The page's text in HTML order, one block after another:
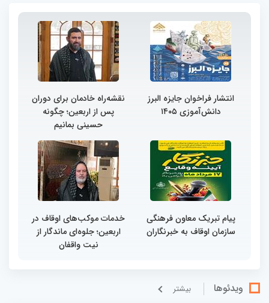
انتشار فراخوان جایزه البرز
دانش‌آموزی ۱۴۰۵
نقشه‌راه خادمان برای دوران
پس از اربعین؛ چگونه
حسینی بمانیم
پیام تبریک معاون فرهنگی
سازمان اوقاف به خبرنگاران
خدمات موکب‌های اوقاف در
اربعین؛ جلوه‌ای ماندگار از
نیت واقفان
ویدئوها بيشتر